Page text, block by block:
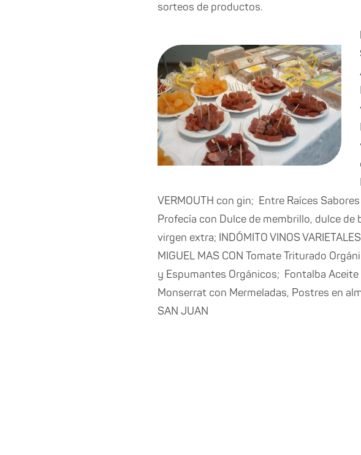
sorteos de productos.
VERMOUTH con gin; Entre Raíces
Profecía con Dulce de membrillo, dulce
virgen extra; INDÓMITO VINOS
MIGUEL MAS CON Tomate Triturado
y Espumantes Orgánicos; Fontalba Aceite
Monserrat con Mermeladas, Postres en
SAN JUAN